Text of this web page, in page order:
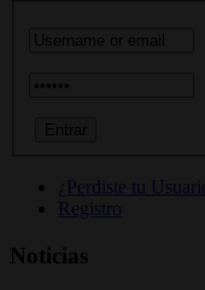
¿Perdiste tu
Registro
Noticias